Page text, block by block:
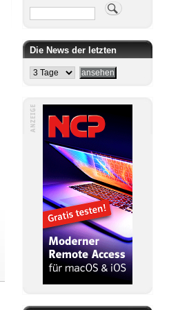
Suche
Die News der letzten